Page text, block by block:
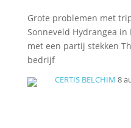
Grote problemen met
Sonneveld Hydrangea
met een partij stekken
bedrijf
CERTIS BELCHIM 8